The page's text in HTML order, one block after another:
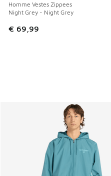
Homme Vestes Zippees
Night Grey - Night Grey
€ 69,99